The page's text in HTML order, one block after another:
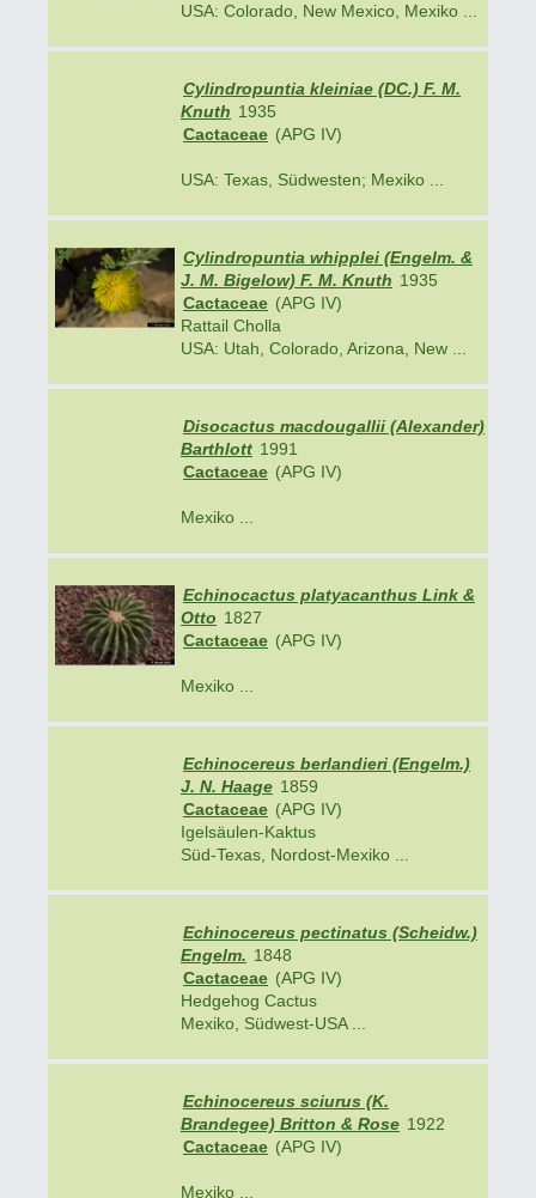
USA: Colorado, New Mexico, Mexiko ...
Cylindropuntia kleiniae (DC.) F. M.
Knuth 1935
Cactaceae (APG IV)
USA: Texas, Südwesten; Mexiko ...
Cylindropuntia whipplei (Engelm. &
J. M. Bigelow) F. M. Knuth 1935
Cactaceae (APG IV)
Rattail Cholla
USA: Utah, Colorado, Arizona, New ...
Disocactus macdougallii (Alexander)
Barthlott 1991
Cactaceae (APG IV)
Mexiko ...
Echinocactus platyacanthus Link &
Otto 1827
Cactaceae (APG IV)
Mexiko ...
Echinocereus berlandieri (Engelm.)
J. N. Haage 1859
Cactaceae (APG IV)
Igelsäulen-Kaktus
Süd-Texas, Nordost-Mexiko ...
Echinocereus pectinatus (Scheidw.)
Engelm. 1848
Cactaceae (APG IV)
Hedgehog Cactus
Mexiko, Südwest-USA ...
Echinocereus sciurus (K.
Brandegee) Britton & Rose 1922
Cactaceae (APG IV)
Mexiko ...